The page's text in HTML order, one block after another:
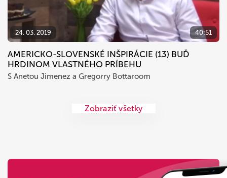
24. 03. 2019 40:51
AMERICKO-SLOVENSKÉ INŠPIRÁCIE (13) BUĎ
HRDINOM VLASTNÉHO PRÍBEHU
S Anetou Jimenez a Gregorry Bottaroom
Zobraziť všetky